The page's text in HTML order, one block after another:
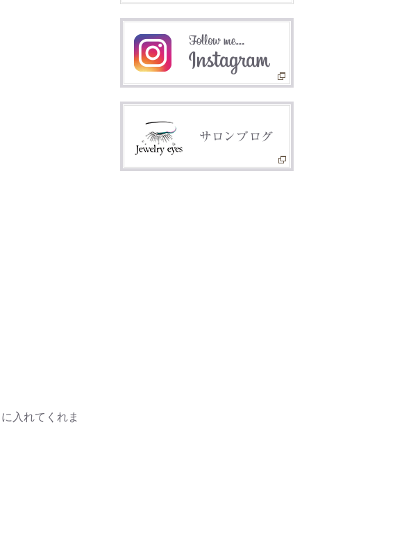
入れてくれま